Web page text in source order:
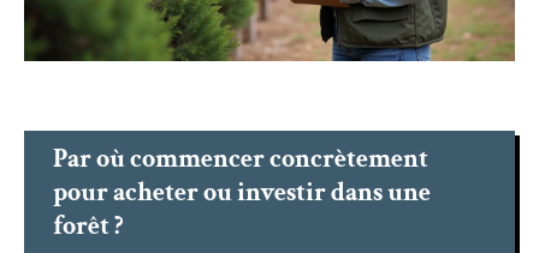
Par où commencer concrètement
pour acheter ou investir dans une
forêt ?